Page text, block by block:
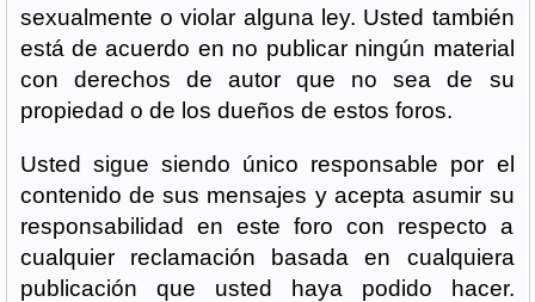
sexualmente o violar alguna ley. Usted también
está de acuerdo en no publicar ningún material
con derechos de autor que no sea de su
propiedad o de los dueños de estos foros.
Usted sigue siendo único responsable por el
contenido de sus mensajes y acepta asumir su
responsabilidad en este foro con respecto a
cualquier reclamación basada en cualquiera
publicación que usted haya podido hacer.